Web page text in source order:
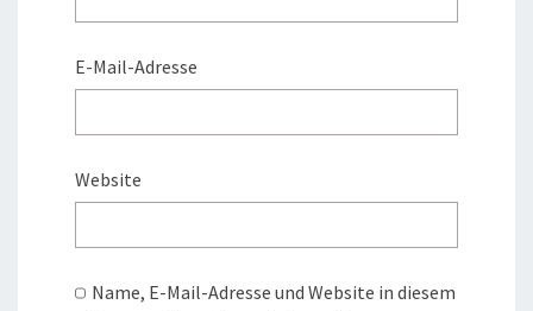
E-Mail-Adresse
Website
Name, E-Mail-Adresse und Website in diesem